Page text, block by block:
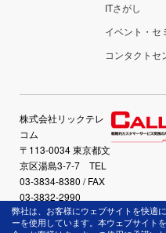
ITさがし
イベント・セ
コンタクトセ
株式会社リックテレ
コム
〒113-0034 東京都文
京区湯島3-7-7 TEL
03-3834-8380 / FAX
03-3832-2990
弊社は、お客様にウェブサイトを快適
ーを使用しています。本ウェブサイト